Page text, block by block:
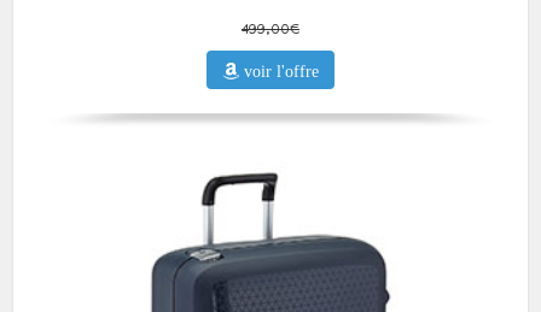
499,00€
voir l'offre